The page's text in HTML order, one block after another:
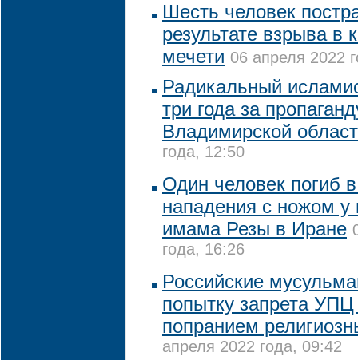
Шесть человек
результате взрыва в
мечети 06 апреля 2022
Радикальный
три года за
Владимирской
года, 12:50
Один человек погиб в
нападения с ножом у
имама Резы в Иране
года, 16:26
Российские
попытку запрета
попранием
апреля 2022 года, 09:42